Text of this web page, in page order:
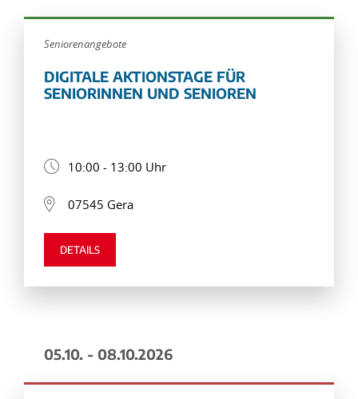
Seniorenangebote
DIGITALE AKTIONSTAGE FÜR
SENIORINNEN UND SENIOREN
10:00 - 13:00 Uhr
07545 Gera
DETAILS
05.10. - 08.10.2026